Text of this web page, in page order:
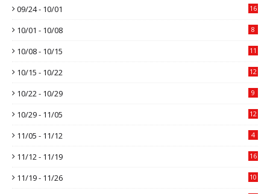
09/24 - 10/01 16
10/01 - 10/08 8
10/08 - 10/15 11
10/15 - 10/22 12
10/22 - 10/29 9
10/29 - 11/05 12
11/05 - 11/12 4
11/12 - 11/19 16
11/19 - 11/26 10